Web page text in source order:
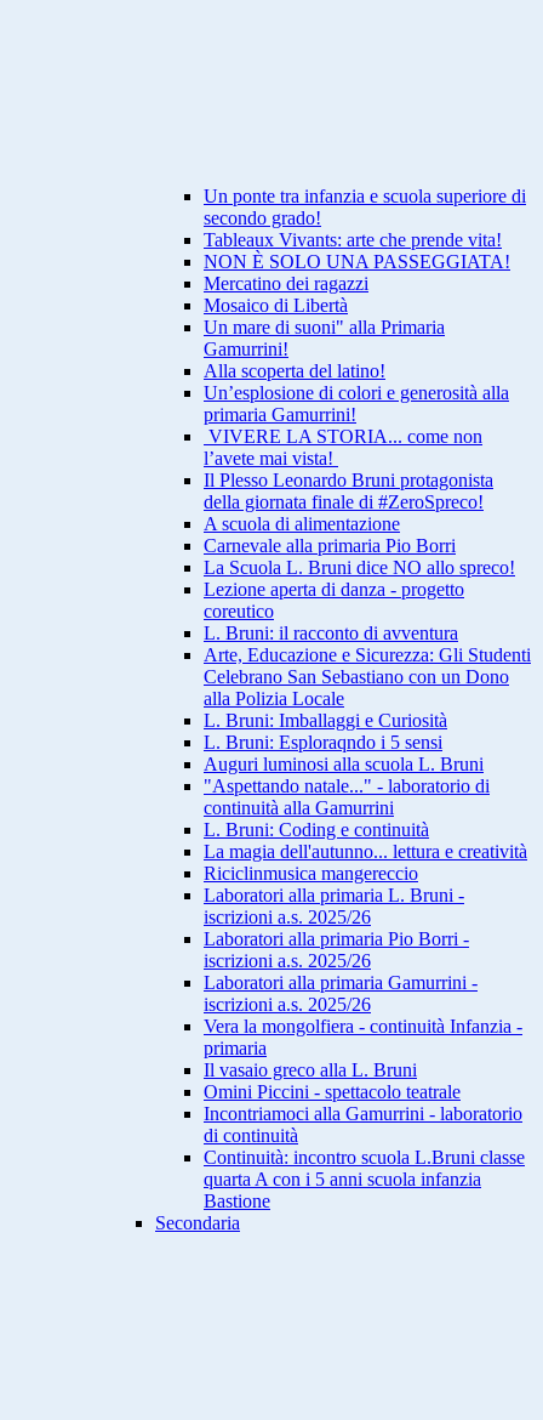
Un ponte tra infanzia e scuola superiore di
secondo grado!
Tableaux Vivants: arte che prende vita!
NON È SOLO UNA PASSEGGIATA!
Mercatino dei ragazzi
Mosaico di Libertà
Un mare di suoni" alla Primaria
Gamurrini!
Alla scoperta del latino!
Un’esplosione di colori e generosità alla
primaria Gamurrini!
VIVERE LA STORIA... come non
l’avete mai vista!
Il Plesso Leonardo Bruni protagonista
della giornata finale di #ZeroSpreco!
A scuola di alimentazione
Carnevale alla primaria Pio Borri
La Scuola L. Bruni dice NO allo spreco!
Lezione aperta di danza - progetto
coreutico
L. Bruni: il racconto di avventura
Arte, Educazione e Sicurezza: Gli Studenti
Celebrano San Sebastiano con un Dono
alla Polizia Locale
L. Bruni: Imballaggi e Curiosità
L. Bruni: Esploraqndo i 5 sensi
Auguri luminosi alla scuola L. Bruni
"Aspettando natale..." - laboratorio di
continuità alla Gamurrini
L. Bruni: Coding e continuità
La magia dell'autunno... lettura e creatività
Riciclinmusica mangereccio
Laboratori alla primaria L. Bruni -
iscrizioni a.s. 2025/26
Laboratori alla primaria Pio Borri -
iscrizioni a.s. 2025/26
Laboratori alla primaria Gamurrini -
iscrizioni a.s. 2025/26
Vera la mongolfiera - continuità Infanzia -
primaria
Il vasaio greco alla L. Bruni
Omini Piccini - spettacolo teatrale
Incontriamoci alla Gamurrini - laboratorio
di continuità
Continuità: incontro scuola L.Bruni classe
quarta A con i 5 anni scuola infanzia
Bastione
Secondaria